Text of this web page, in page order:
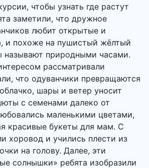
чтобы узнать где растут
заметили, что дружное
любит открытые и
и похоже на пушистый жёлтый
называют природными часами.
рассматривали
что одуванчики превращаются
шары и ветер уносит
с семенами далеко от
маленькими цветами,
красивые букеты для мам. С
хоровод и учились плести из
на голову. Далее, эти
солнышки» ребята изобразили